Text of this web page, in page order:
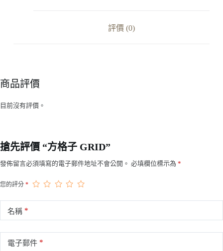
評價 (0)
商品評價
目前沒有評價。
搶先評價 “方格子 GRID”
發佈留言必須填寫的電子郵件地址不會公開。 必填欄位標示為 *
您的評分 *
名稱 *
電子郵件 *